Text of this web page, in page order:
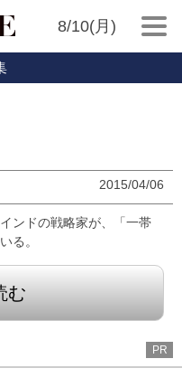
8/10(月)
2015/04/06
ンドの戦略家が、「一帯
る。
む
PR